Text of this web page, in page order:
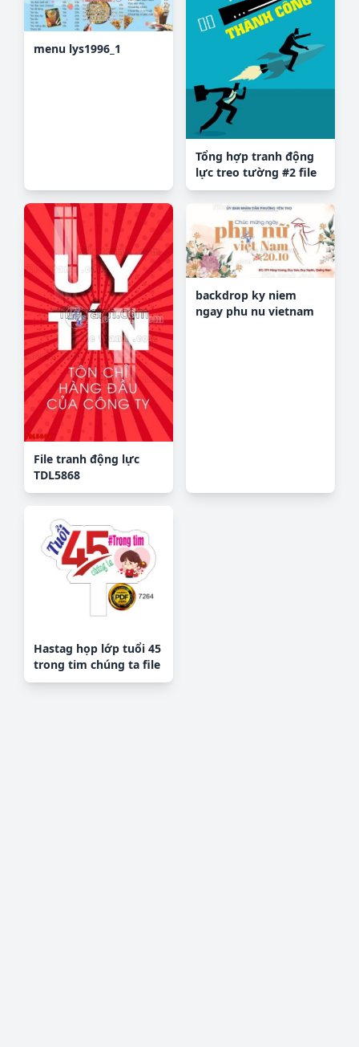
menu lys1996_1
Tổng hợp tranh động
lực treo tường #2 file
PDF
File tranh động lực
TDL5868
backdrop ky niem
ngay phu nu vietnam
Hastag họp lớp tuổi 45
trong tim chúng ta file
corel